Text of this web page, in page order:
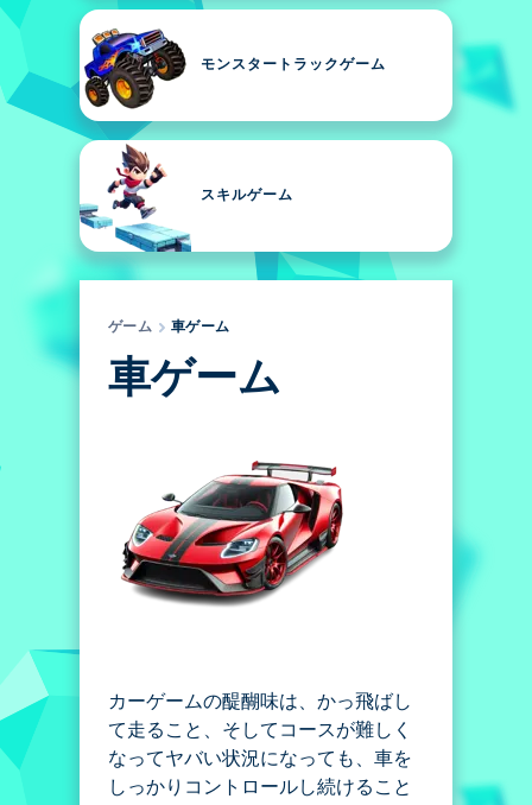
モンスタートラックゲーム
スキルゲーム
ゲーム 車ゲーム
車ゲーム
カーゲームの醍醐味は、かっ飛ばし
て走ること、そしてコースが難しく
なってヤバい状況になっても、車を
しっかりコントロールし続けること